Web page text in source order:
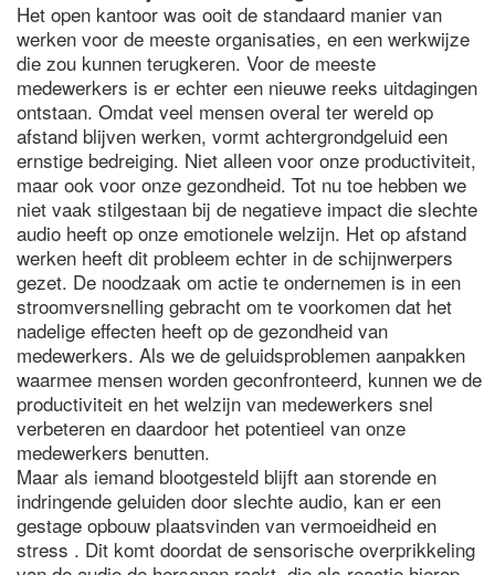
Het open kantoor was ooit de standaard manier van
werken voor de meeste organisaties, en een werkwijze
die zou kunnen terugkeren. Voor de meeste
medewerkers is er echter een nieuwe reeks uitdagingen
ontstaan. Omdat veel mensen overal ter wereld op
afstand blijven werken, vormt achtergrondgeluid een
ernstige bedreiging. Niet alleen voor onze productiviteit,
maar ook voor onze gezondheid. Tot nu toe hebben we
niet vaak stilgestaan bij de negatieve impact die slechte
audio heeft op onze emotionele welzijn. Het op afstand
werken heeft dit probleem echter in de schijnwerpers
gezet. De noodzaak om actie te ondernemen is in een
stroomversnelling gebracht om te voorkomen dat het
nadelige effecten heeft op de gezondheid van
medewerkers. Als we de geluidsproblemen aanpakken
waarmee mensen worden geconfronteerd, kunnen we de
productiviteit en het welzijn van medewerkers snel
verbeteren en daardoor het potentieel van onze
medewerkers benutten.
Maar als iemand blootgesteld blijft aan storende en
indringende geluiden door slechte audio, kan er een
gestage opbouw plaatsvinden van vermoeidheid en
stress . Dit komt doordat de sensorische overprikkeling